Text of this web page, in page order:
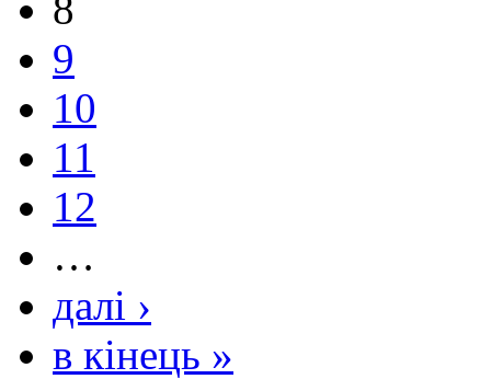
9
10
11
12
…
далі ›
в кінець »